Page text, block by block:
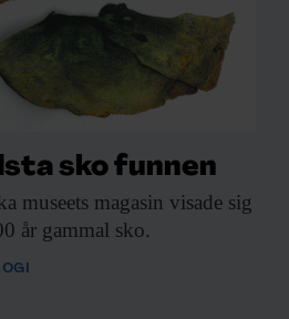
sko funnen
museets magasin visade sig
år gammal sko.